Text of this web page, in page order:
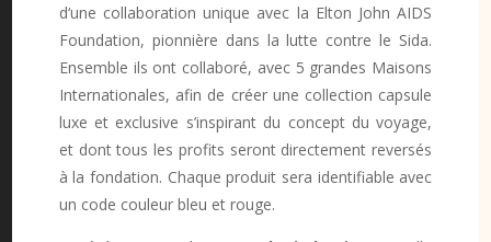
d‘une collaboration unique avec la Elton John AIDS
Foundation, pionnière dans la lutte contre le Sida.
Ensemble ils ont collaboré, avec 5 grandes Maisons
Internationales, afin de créer une collection capsule
luxe et exclusive s’inspirant du concept du voyage,
et dont tous les profits seront directement reversés
à la fondation. Chaque produit sera identifiable avec
un code couleur bleu et rouge.